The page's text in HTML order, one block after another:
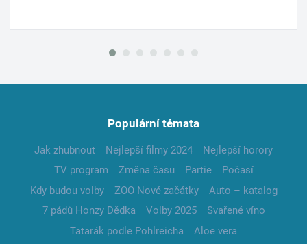
Populární témata
Jak zhubnout Nejlepší filmy 2024
Nejlepší horory
TV program
Změna času Partie
Počasí
Kdy budou volby
ZOO Nové začátky
Auto – katalog
7 pádů Honzy Dědka
Volby 2025
Svařené víno
Tatarák podle Pohlreicha
Aloe vera